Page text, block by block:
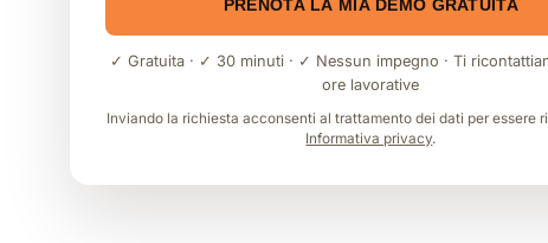
PRENOTA LA MIA DEMO GRATUITA
✓ Gratuita · ✓ 30 minuti · ✓ Nessun impegno · Ti
ore lavorative
Inviando la richiesta acconsenti al trattamento dei dati per essere
Informativa privacy.